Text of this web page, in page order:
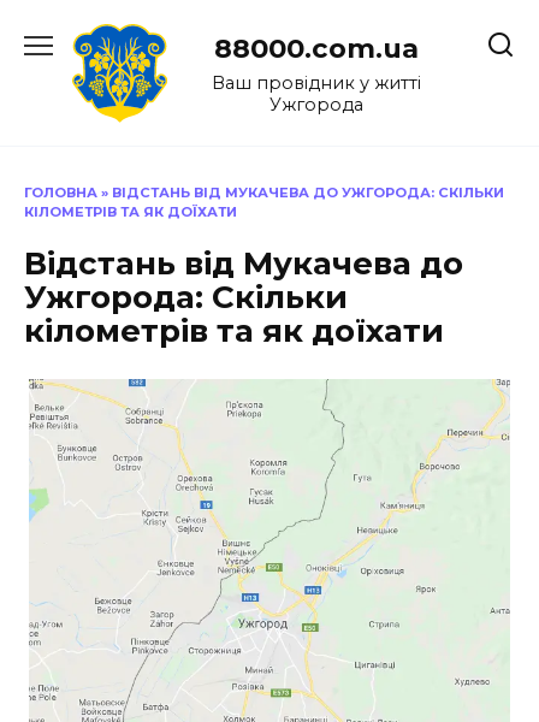
до
88000.com.ua
Ваш провідник у житті
Ужгорода
ГОЛОВНА » ВІДСТАНЬ ВІД МУКАЧЕВА ДО УЖГОРОДА: СКІЛЬКИ
КІЛОМЕТРІВ ТА ЯК ДОЇХАТИ
Відстань від Мукачева до
Ужгорода: Скільки
кілометрів та як доїхати